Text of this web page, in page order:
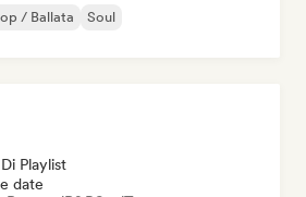
/ Ballata Soul
Playlist
date